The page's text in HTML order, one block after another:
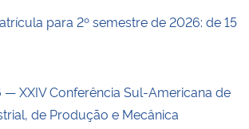
para 2º semestre de 2026: de 15
— XXIV Conferência Sul-Americana de
de Produção e Mecânica